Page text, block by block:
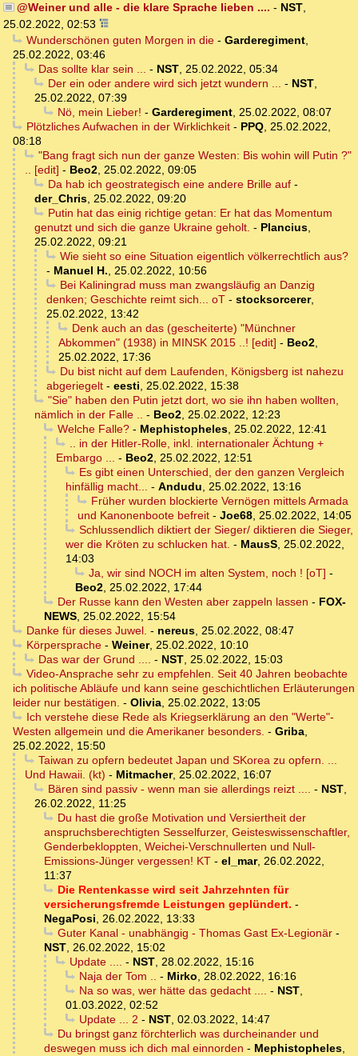
@Weiner und alle - die klare Sprache lieben .... - NST,
25.02.2022, 02:53
Wunderschönen guten Morgen in die- Garderegiment,
25.02.2022, 03:46
Das sollte klar sein ... - NST, 25.02.2022, 05:34
Der ein oder andere wird sich jetzt wundern ... - NST,
25.02.2022, 07:39
Nö, mein Lieber! - Garderegiment, 25.02.2022, 08:07
Plötzliches Aufwachen in der Wirklichkeit- PPQ, 25.02.2022,
08:18
"Bang fragt sich nun der ganze Westen: Bis wohin will Putin ?"
.. [edit] - Beo2, 25.02.2022, 09:05
Da hab ich geostrategisch eine andere Brille auf-
der_Chris, 25.02.2022, 09:20
Putin hat das einig richtige getan: Er hat das Momentum
genutzt und sich die ganze Ukraine geholt. - Plancius,
25.02.2022, 09:21
Wie sieht so eine Situation eigentlich völkerrechtlich aus?
- Manuel H., 25.02.2022, 10:56
Bei Kaliningrad muss man zwangsläufig an Danzig
denken; Geschichte reimt sich... oT - stocksorcerer,
25.02.2022, 13:42
Denk auch an das (gescheiterte) "Münchner
Abkommen" (1938) in MINSK 2015 ..! [edit] - Beo2,
25.02.2022, 17:36
Du bist nicht auf dem Laufenden, Königsberg ist nahezu
abgeriegelt - eesti, 25.02.2022, 15:38
"Sie" haben den Putin jetzt dort, wo sie ihn haben wollten,
nämlich in der Falle .. - Beo2, 25.02.2022, 12:23
Welche Falle?- Mephistopheles, 25.02.2022, 12:41
.. in der Hitler-Rolle, inkl. internationaler Ächtung +
Embargo ... - Beo2, 25.02.2022, 12:51
Es gibt einen Unterschied, der den ganzen Vergleich
hinfällig macht... - Andudu, 25.02.2022, 13:16
Früher wurden blockierte Vernögen mittels Armada
und Kanonenboote befreit - Joe68, 25.02.2022, 14:05
Schlussendlich diktiert der Sieger/ diktieren die Sieger,
wer die Kröten zu schlucken hat. - MausS, 25.02.2022,
14:03
Ja, wir sind NOCH im alten System, noch ! [oT] -
Beo2, 25.02.2022, 17:44
Der Russe kann den Westen aber zappeln lassen - FOX-
NEWS, 25.02.2022, 15:54
Danke für dieses Juwel. - nereus, 25.02.2022, 08:47
Körpersprache- Weiner, 25.02.2022, 10:10
Das war der Grund .... - NST, 25.02.2022, 15:03
Video-Ansprache sehr zu empfehlen. Seit 40 Jahren beobachte
ich politische Abläufe und kann seine geschichtlichen Erläuterungen
leider nur bestätigen. - Olivia, 25.02.2022, 13:05
Ich verstehe diese Rede als Kriegserklärung an den "Werte"-
Westen allgemein und die Amerikaner besonders. - Griba,
25.02.2022, 15:50
Taiwan zu opfern bedeutet Japan und SKorea zu opfern. ...
Und Hawaii. (kt) - Mitmacher, 25.02.2022, 16:07
Bären sind passiv - wenn man sie allerdings reizt .... - NST,
26.02.2022, 11:25
Du hast die große Motivation und Versiertheit der
anspruchsberechtigten Sesselfurzer, Geisteswissenschaftler,
Genderbekloppten, Weichei-Verschnullerten und Null-
Emissions-Jünger vergessen! KT - el_mar, 26.02.2022,
11:37
Die Rentenkasse wird seit Jahrzehnten für
versicherungsfremde Leistungen geplündert. -
NegaPosi, 26.02.2022, 13:33
Guter Kanal - unabhängig - Thomas Gast Ex-Legionär-
NST, 26.02.2022, 15:02
Update .... - NST, 28.02.2022, 15:16
Naja der Tom .. - Mirko, 28.02.2022, 16:16
Na so was, wer hätte das gedacht .... - NST,
01.03.2022, 02:52
Update ... 2 - NST, 02.03.2022, 14:47
Du bringst ganz förchterlich was durcheinander und
deswegen muss ich dich mal einnorden - Mephistopheles,